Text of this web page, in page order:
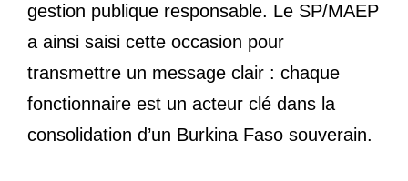
gestion publique responsable. Le SP/MAEP
a ainsi saisi cette occasion pour
transmettre un message clair : chaque
fonctionnaire est un acteur clé dans la
consolidation d’un Burkina Faso souverain.